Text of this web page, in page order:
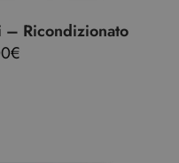
Ricondizionato
€